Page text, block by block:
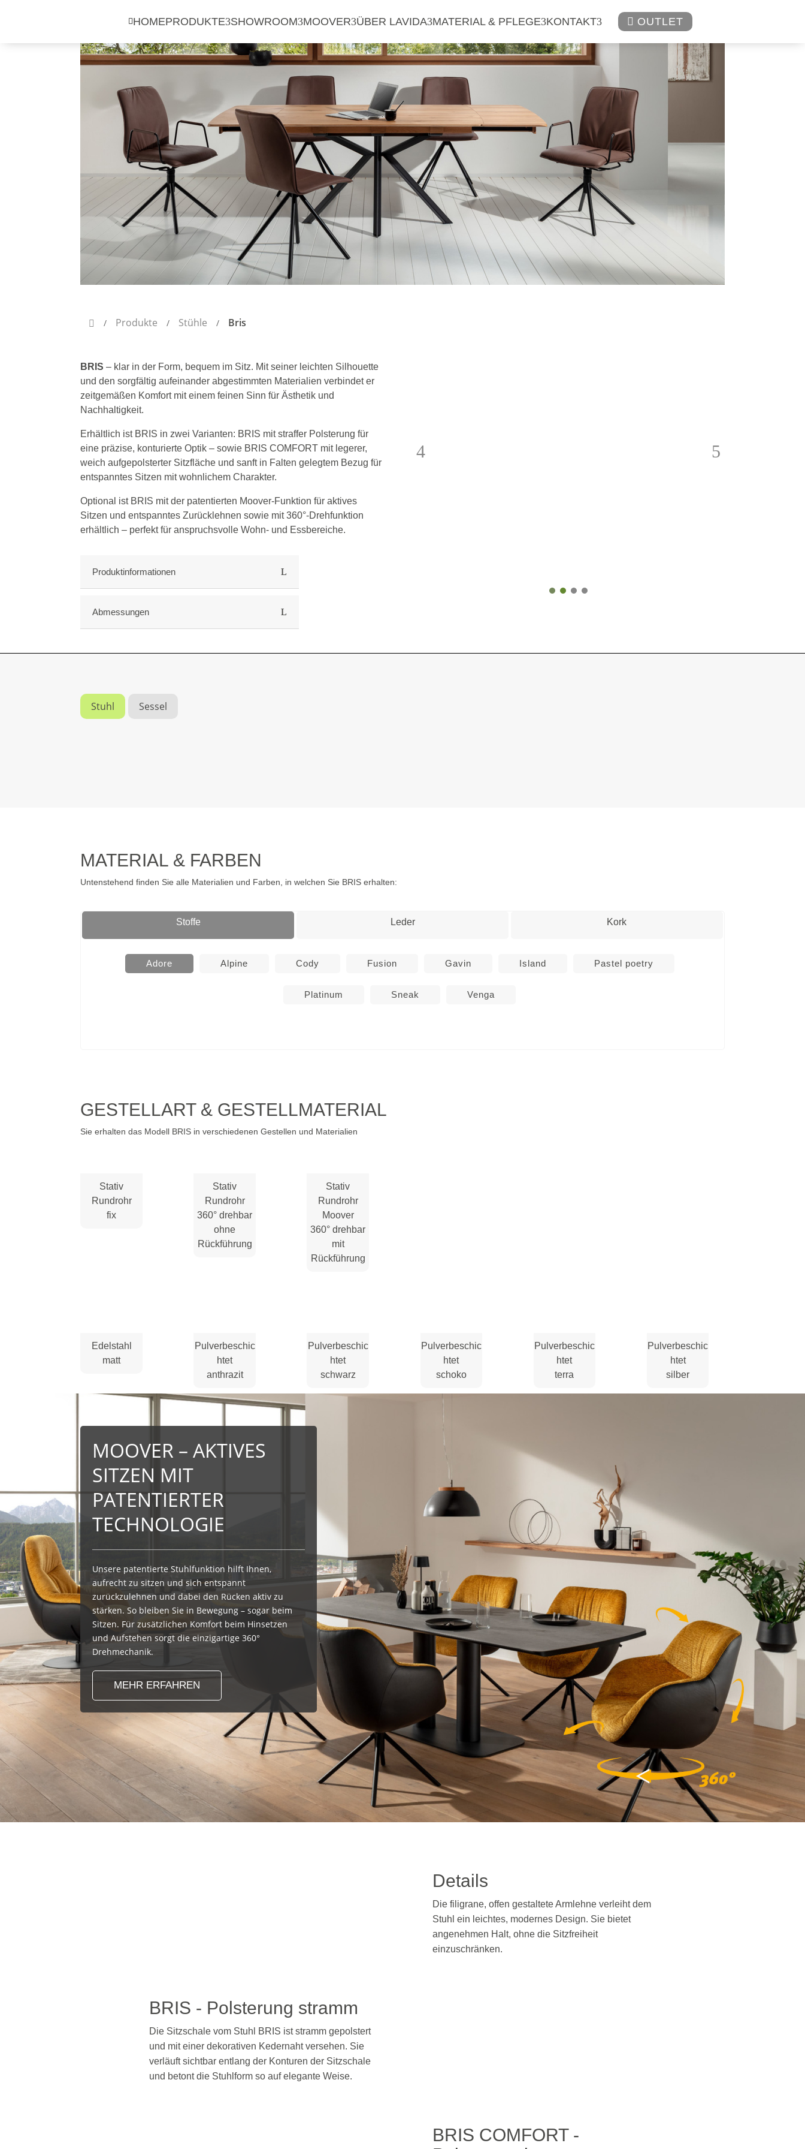
 HOMEPRODUKTE SHOWROOM MOOVER ÜBER LAVIDA MATERIAL & PFLEGE KONTAKT  OUTLET
 / Produkte / Stühle / Bris
BRIS – klar in der Form, bequem im Sitz. Mit seiner leichten Silhouette
und den sorgfältig aufeinander abgestimmten Materialien verbindet er
zeitgemäßen Komfort mit einem feinen Sinn für Ästhetik und
Nachhaltigkeit.
Erhältlich ist BRIS in zwei Varianten: BRIS mit straffer Polsterung für
eine präzise, konturierte Optik – sowie BRIS COMFORT mit legerer,
weich aufgepolsterter Sitzfläche und sanft in Falten gelegtem Bezug für
entspanntes Sitzen mit wohnlichem Charakter.
Optional ist BRIS mit der patentierten Moover-Funktion für aktives
Sitzen und entspanntes Zurücklehnen sowie mit 360°-Drehfunktion
erhältlich – perfekt für anspruchsvolle Wohn- und Essbereiche.
Produktinformationen
Abmessungen
Stuhl Sessel
MATERIAL & FARBEN
Untenstehend finden Sie alle Materialien und Farben, in welchen Sie BRIS erhalten:
Stoffe Leder Kork
Adore Alpine Cody Fusion Gavin Island Pastel poetry
Platinum Sneak Venga
GESTELLART & GESTELLMATERIAL
Sie erhalten das Modell BRIS in verschiedenen Gestellen und Materialien
Stativ
Rundrohr
fix
Stativ
Rundrohr
360° drehbar
ohne
Rückführung
Stativ
Rundrohr
Moover
360° drehbar
mit
Rückführung
Edelstahl
matt
Pulverbeschic
htet
anthrazit
Pulverbeschic
htet
schwarz
Pulverbeschic
htet
schoko
Pulverbeschic
htet
terra
Pulverbeschic
htet
silber
MOOVER – AKTIVES
SITZEN MIT
PATENTIERTER
TECHNOLOGIE
Unsere patentierte Stuhlfunktion hilft Ihnen,
aufrecht zu sitzen und sich entspannt
zurückzulehnen und dabei den Rücken aktiv zu
stärken. So bleiben Sie in Bewegung – sogar beim
Sitzen. Für zusätzlichen Komfort beim Hinsetzen
und Aufstehen sorgt die einzigartige 360°
Drehmechanik.
MEHR ERFAHREN
Details
Die filigrane, offen gestaltete Armlehne verleiht dem
Stuhl ein leichtes, modernes Design. Sie bietet
angenehmen Halt, ohne die Sitzfreiheit
einzuschränken.
BRIS - Polsterung stramm
Die Sitzschale vom Stuhl BRIS ist stramm gepolstert
und mit einer dekorativen Kedernaht versehen. Sie
verläuft sichtbar entlang der Konturen der Sitzschale
und betont die Stuhlform so auf elegante Weise.
BRIS COMFORT -